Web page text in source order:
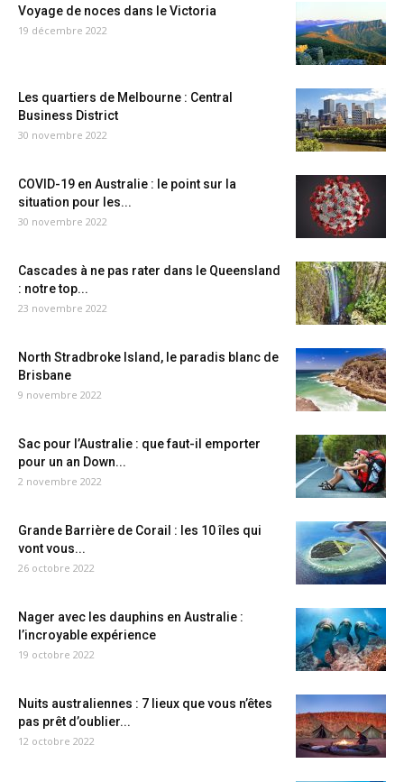
Voyage de noces dans le Victoria
19 décembre 2022
Les quartiers de Melbourne : Central
Business District
30 novembre 2022
COVID-19 en Australie : le point sur la
situation pour les...
30 novembre 2022
Cascades à ne pas rater dans le Queensland
: notre top...
23 novembre 2022
North Stradbroke Island, le paradis blanc de
Brisbane
9 novembre 2022
Sac pour l’Australie : que faut-il emporter
pour un an Down...
2 novembre 2022
Grande Barrière de Corail : les 10 îles qui
vont vous...
26 octobre 2022
Nager avec les dauphins en Australie :
l’incroyable expérience
19 octobre 2022
Nuits australiennes : 7 lieux que vous n’êtes
pas prêt d’oublier...
12 octobre 2022